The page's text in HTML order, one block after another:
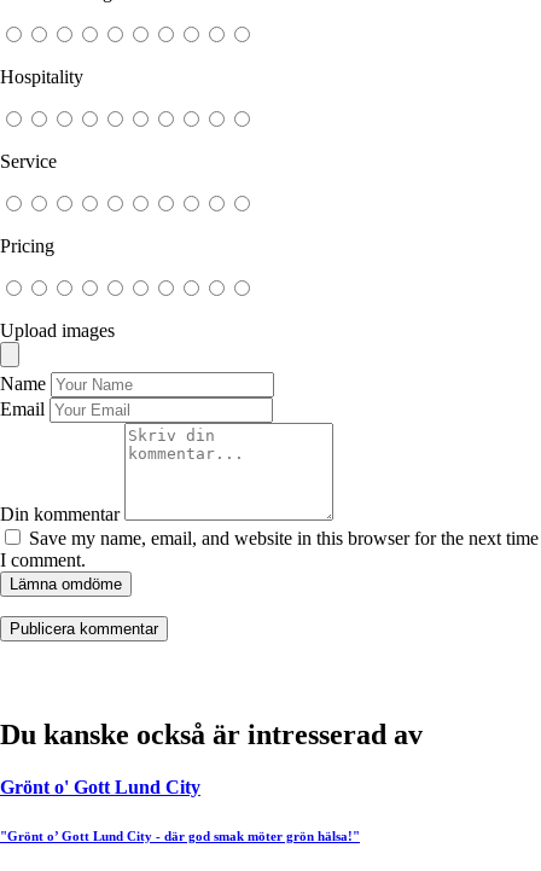
Hospitality
Service
Pricing
Upload images
Name
Email
Din kommentar
Save my name, email, and website in this browser for the next time
I comment.
Lämna omdöme
Du kanske också är intresserad av
Grönt o' Gott Lund City
"Grönt o’ Gott Lund City - där god smak möter grön hälsa!"